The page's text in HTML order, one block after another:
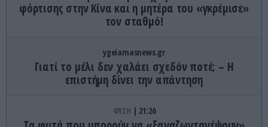
φόρτισης στην Κίνα και η μητέρα του «γκρέμισε»
τον σταθμό!
ygeiamasnews.gr
Γιατί το μέλι δεν χαλάει σχεδόν ποτέ; – Η
επιστήμη δίνει την απάντηση
ΦΥΣΗ 21:26